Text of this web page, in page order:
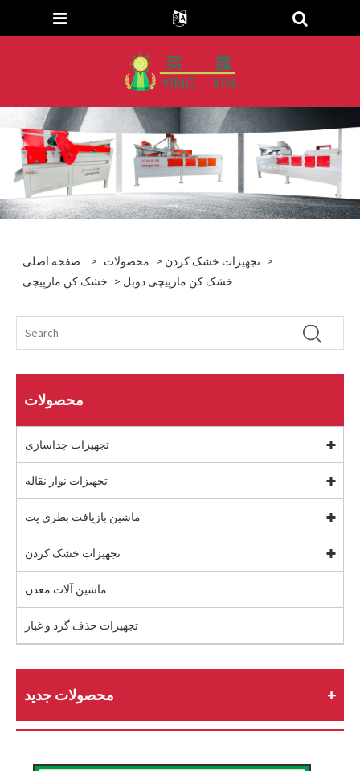
صفحه اصلی > محصولات > تجهیزات خشک کردن >
خشک کن مارپیچی
> خشک کن مارپیچی دوبل
محصولات
تجهیزات جداسازی
تجهیزات نوار نقاله
ماشین بازیافت بطری پت
تجهیزات خشک کردن
ماشین آلات معدن
تجهیزات حذف گرد و غبار
محصولات جدید